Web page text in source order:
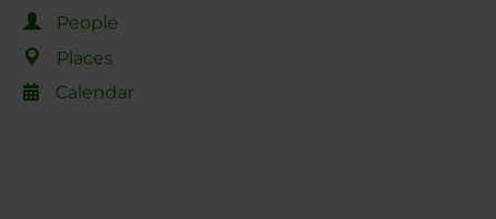
People
Places
Calendar